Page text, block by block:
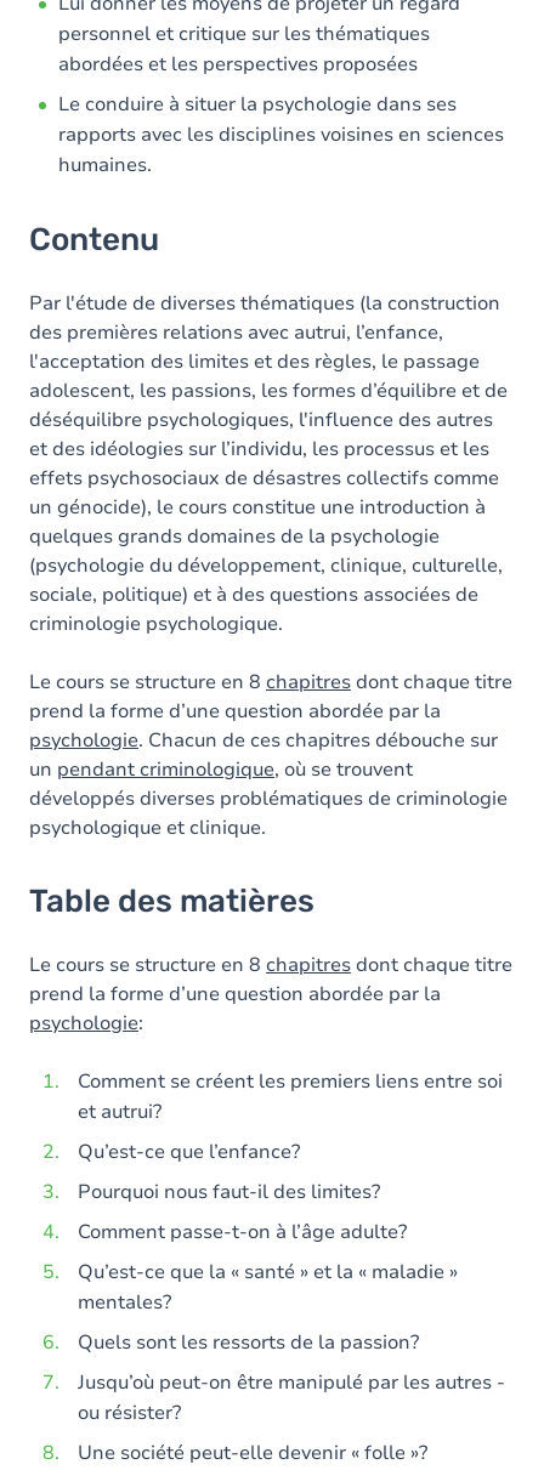
personnel et critique sur les thématiques
abordées et les perspectives proposées
Le conduire à situer la psychologie dans ses
rapports avec les disciplines voisines en sciences
humaines.
Contenu
Par l'étude de diverses thématiques (la construction
des premières relations avec autrui, l’enfance,
l'acceptation des limites et des règles, le passage
adolescent, les passions, les formes d’équilibre et de
déséquilibre psychologiques, l'influence des autres
et des idéologies sur l’individu, les processus et les
effets psychosociaux de désastres collectifs comme
un génocide), le cours constitue une introduction à
quelques grands domaines de la psychologie
(psychologie du développement, clinique, culturelle,
sociale, politique) et à des questions associées de
criminologie psychologique.
Le cours se structure en 8 chapitresdont chaque titre
prend la forme d’une question abordée par la
psychologie. Chacun de ces chapitres débouche sur
un pendant criminologique, où se trouvent
développés diverses problématiques de criminologie
psychologique et clinique.
Table des matières
Le cours se structure en 8 chapitresdont chaque titre
prend la forme d’une question abordée par la
psychologie:
Comment se créent les premiers liens entre soi
et autrui?
Qu’est-ce que l’enfance?
Pourquoi nous faut-il des limites?
Comment passe-t-on à l’âge adulte?
Qu’est-ce que la « santé » et la « maladie »
mentales?
Quels sont les ressorts de la passion?
Jusqu’où peut-on être manipulé par les autres -
ou résister?
Une société peut-elle devenir « folle »?